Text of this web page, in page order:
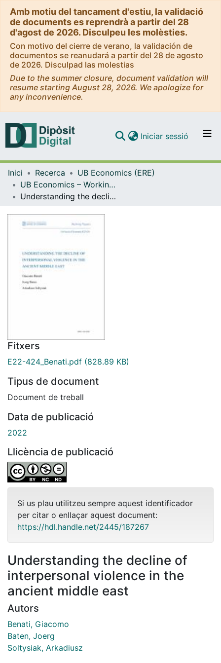
Amb motiu del tancament d'estiu, la validació
de documents es reprendrà a partir del 28
d'agost de 2026. Disculpeu les molèsties.
Con motivo del cierre de verano, la validación de
documentos se reanudará a partir del 28 de agosto
de 2026. Disculpad las molestias
Due to the summer closure, document validation will
resume starting August 28, 2026. We apologize for
any inconvenience.
Navega per tot el DD
Com publicar
Contacte
Iniciar sessió (current)
Inici Recerca
UB Economics (ERE)
UB Economics – Working Papers [ERE]
Understanding the decline of interpersonal violence in the ancient middle east
Fitxers
E22-424_Benati.pdf (828.89 KB)
Tipus de document
Document de treball
Data de publicació
2022
Llicència de publicació
Si us plau utilitzeu sempre aquest identificador
per citar o enllaçar aquest document:
https://hdl.handle.net/2445/187267
Understanding the decline of
interpersonal violence in the
ancient middle east
Autors
Benati, Giacomo
Baten, Joerg
Soltysiak, Arkadiusz